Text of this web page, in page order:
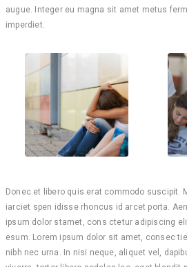
augue. Integer eu magna sit amet metus
imperdiet.
Donec et libero quis erat commodo suscipit.
iarciet spen idisse rhoncus id arcet porta.
ipsum dolor stamet, cons ctetur adipiscing
esum. Lorem ipsum dolor sit amet, consec
nibh nec urna. In nisi neque, aliquet vel,